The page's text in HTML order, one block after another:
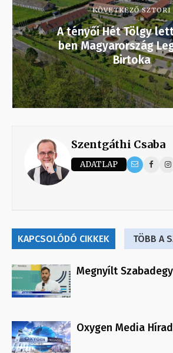
KÖVETKEZŐ SZTORI
A tényői Hét Tölgy
ben Magyarország
Birtoka
Szentgáthi Csaba
ADATLAP
KAPCSOLÓDÓ CIKKEK TÖBB A
Megnyílt
Oxygen Media